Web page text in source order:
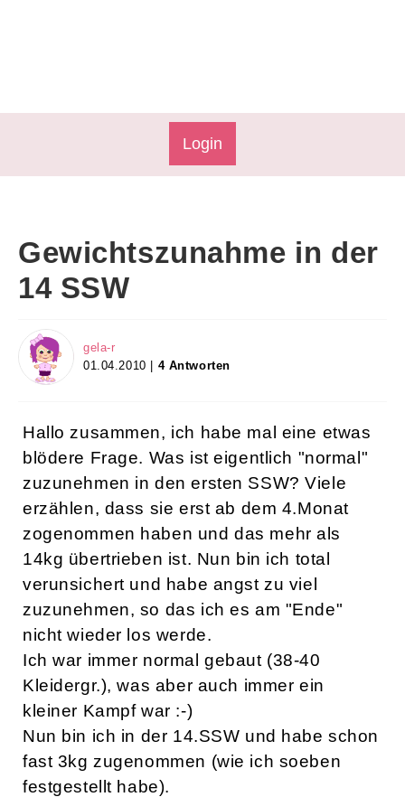
Login
Gewichtszunahme in der
14 SSW
gela-r
01.04.2010 | 4 Antworten
Hallo zusammen, ich habe mal eine etwas
blödere Frage. Was ist eigentlich "normal"
zuzunehmen in den ersten SSW? Viele
erzählen, dass sie erst ab dem 4.Monat
zogenommen haben und das mehr als
14kg übertrieben ist. Nun bin ich total
verunsichert und habe angst zu viel
zuzunehmen, so das ich es am "Ende"
nicht wieder los werde.
Ich war immer normal gebaut (38-40
Kleidergr.), was aber auch immer ein
kleiner Kampf war :-)
Nun bin ich in der 14.SSW und habe schon
fast 3kg zugenommen (wie ich soeben
festgestellt habe).